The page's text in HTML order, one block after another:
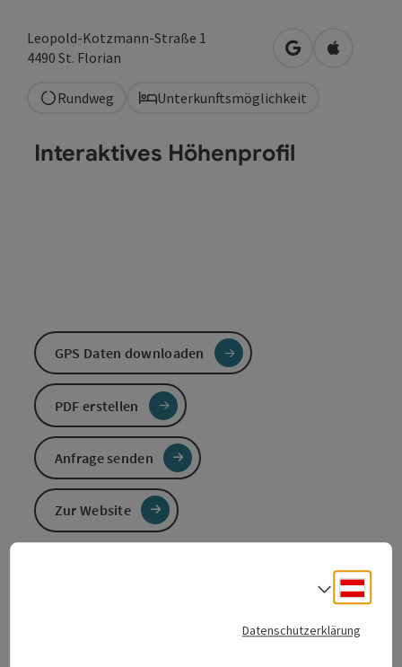
Leopold-Kotzmann-Straße 1
4490 St. Florian in Google Maps
in Apple
Rundweg Unterkunftsmöglichkeit
Du kennst St. Florian bereits wie deine Westentasche
und möchtest es ganz neu entdecken?
Interaktives Höhenprofil
GPS Daten downloaden
PDF erstellen
Anfrage senden
Zur Website
Datenschutzerklärung